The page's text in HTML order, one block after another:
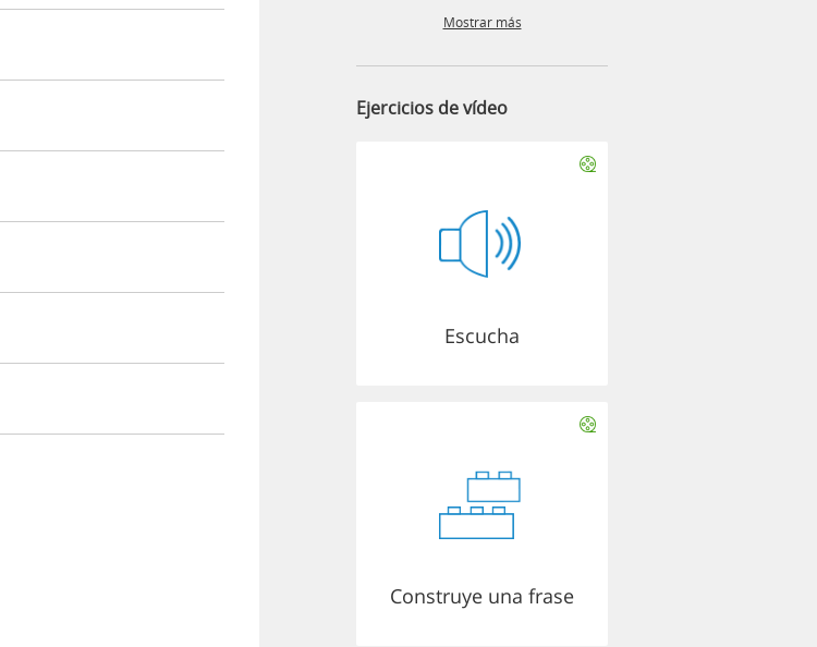
Mostrar más
Ejercicios de vídeo
Escucha
Construye una frase